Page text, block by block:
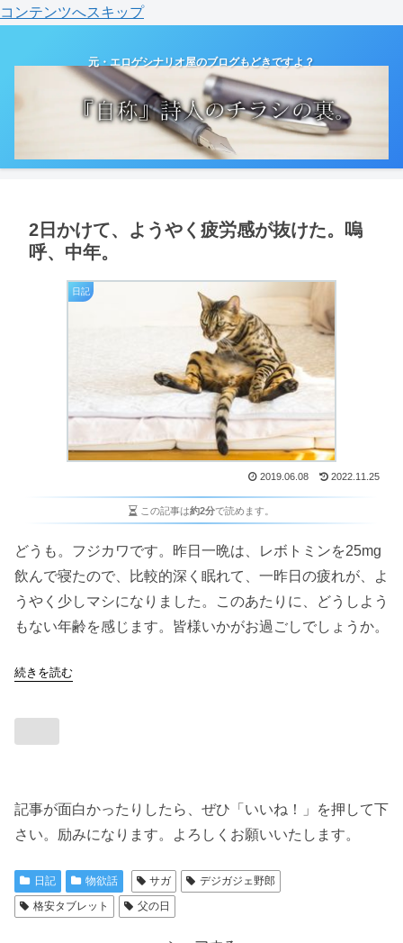
コンテンツへスキップ
元・エロゲシナリオ屋のブログもどきですよ？
2日かけて、ようやく疲労感が抜けた。嗚
呼、中年。
日記
2019.06.08 2022.11.25
この記事は約2分で読めます。
どうも。フジカワです。昨日一晩は、レボトミンを25mg
飲んで寝たので、比較的深く眠れて、一昨日の疲れが、よ
うやく少しマシになりました。このあたりに、どうしよう
もない年齢を感じます。皆様いかがお過ごしでしょうか。
続きを読む
記事が面白かったりしたら、ぜひ「いいね！」を押して下
さい。励みになります。よろしくお願いいたします。
日記 物欲話 サガ
デジガジェ野郎
格安タブレット
父の日